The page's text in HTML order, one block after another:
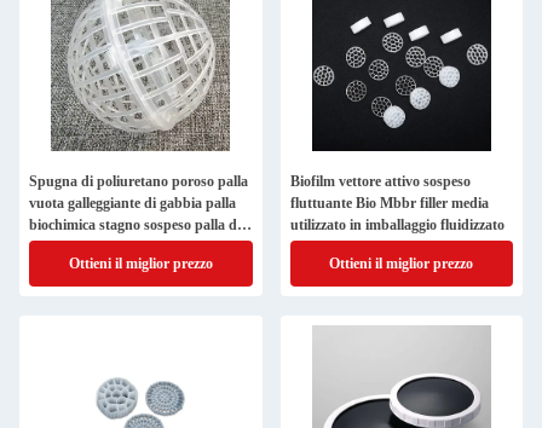
Spugna di poliuretano poroso palla
vuota galleggiante di gabbia palla
biochimica stagno sospeso palla di
riempimento biologico
Ottieni il miglior prezzo
Biofilm vettore attivo sospeso
fluttuante Bio Mbbr filler media
utilizzato in imballaggio fluidizzato
Ottieni il miglior prezzo